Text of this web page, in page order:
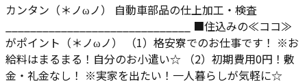
カンタン（＊ノωノ） 自動車部品の仕上加工・検査
______________________________ ■住込みの≪ココ≫
がポイント（＊ノωノ） （1）格安寮でのお仕事です！ ※お
給料はまるまる！自分のお小遣い☆ （2）初期費用0円！敷
金・礼金なし！ ※実家を出たい！一人暮らしが気軽に☆